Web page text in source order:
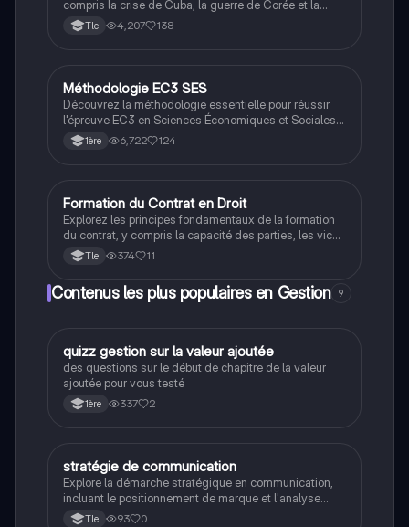
compris la crise de Cuba, la guerre de Corée et la
guerre du Vietnam. Cette fiche d'histoire pour le
programme terminale technologique couvre les
Khrouchtchev. Idéal pour les étudiants en STMG et
autres bacs technologiques.
Tle 4,207 138
SES
Méthodologie EC3 SES
Découvrez la méthodologie essentielle pour réussir
l'épreuve EC3 en Sciences Économiques et Sociales.
Ce guide aborde les étapes clés de la préparation, de
l'analyse des documents à la rédaction structurée, en
maximiser vos points. Idéal pour les étudiants
préparant le baccalauréat.
1ère 6,722 124
STMG
Formation du Contrat en Droit
Explorez les principes fondamentaux de la formation
du contrat, y compris la capacité des parties, les vices
de consentement, et l'obligation d'information. Ce
résumé est conçu pour les étudiants de terminale
STMG, offrant une vue d'ensemble claire et concise
des éléments essentiels du droit des contrats.
Tle 374 11
Contenus les plus populaires en Gestion 9
QGestion
quizz gestion sur la valeur ajoutée
des questions sur le début de chapitre de la valeur
ajoutée pour vous testé
1ère 337 2
SGestion
stratégie de communication
Explore la démarche stratégique en communication,
incluant le positionnement de marque et l'analyse
SWOT pour résoudre des problèmes commerciaux.
Tle 93 0